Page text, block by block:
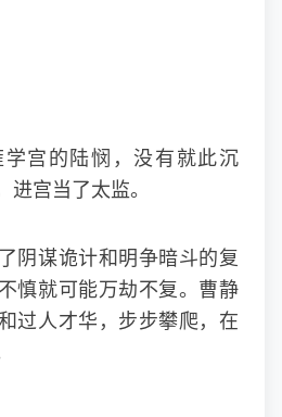
宫的陆悯，没有就此沉
进宫当了太监。
阴谋诡计和明争暗斗的复
慎就可能万劫不复。曹静
过人才华，步步攀爬，在